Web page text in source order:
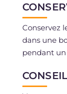
Conservez
dans une
pendant
CONSEIL